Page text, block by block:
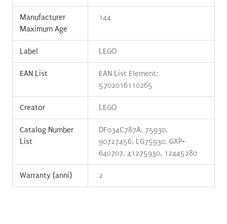
Manufacturer
Maximum Age
144
Label LEGO
EAN List
EAN List Element:
5702016110265
Creator LEGO
Catalog Number
List
DF034C787A, 75930,
90727456, LG75930, GXP-
640707, 41275930, 12445280
Warranty (anni) 2